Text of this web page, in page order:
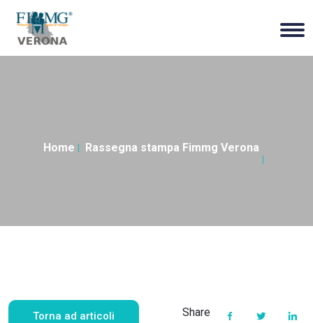
Home Rassegna stampa Fimmg Verona
Torna ad articoli Share